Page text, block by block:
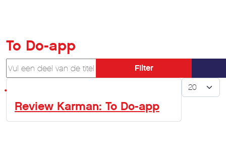
To Do-app
Vul een deel van de titel in
Filter
Toon #
Review Karman: To Do-app